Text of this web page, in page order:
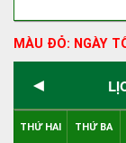
MÀU ĐỎ: NGÀY
◄
THỨ HAI THỨ BA